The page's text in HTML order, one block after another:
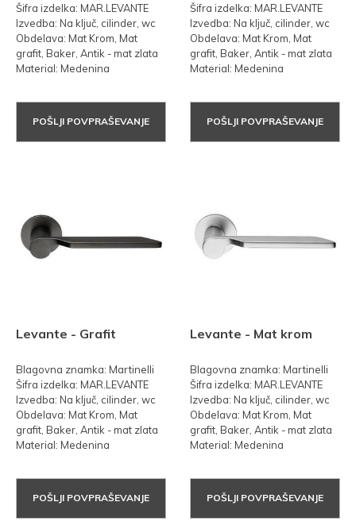
Šifra izdelka: MAR.LEVANTE
Izvedba: Na ključ, cilinder, wc
Obdelava: Mat Krom, Mat
grafit, Baker, Antik - mat zlata
Material: Medenina
POŠLJI POVPRAŠEVANJE
Šifra izdelka: MAR.LEVANTE
Izvedba: Na ključ, cilinder, wc
Obdelava: Mat Krom, Mat
grafit, Baker, Antik - mat zlata
Material: Medenina
POŠLJI POVPRAŠEVANJE
Levante - Grafit
Blagovna znamka: Martinelli
Šifra izdelka: MAR.LEVANTE
Izvedba: Na ključ, cilinder, wc
Obdelava: Mat Krom, Mat
grafit, Baker, Antik - mat zlata
Material: Medenina
POŠLJI POVPRAŠEVANJE
Levante - Mat krom
Blagovna znamka: Martinelli
Šifra izdelka: MAR.LEVANTE
Izvedba: Na ključ, cilinder, wc
Obdelava: Mat Krom, Mat
grafit, Baker, Antik - mat zlata
Material: Medenina
POŠLJI POVPRAŠEVANJE